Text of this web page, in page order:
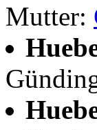
Mutter: